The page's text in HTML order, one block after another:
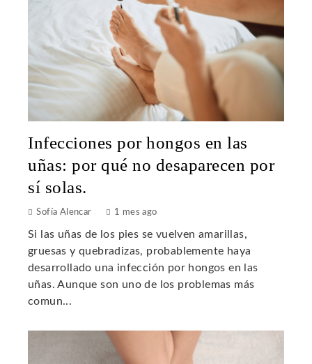
Infecciones por hongos en las
uñas: por qué no desaparecen por
sí solas.
Sofía Alencar 1 mes ago
Si las uñas de los pies se vuelven amarillas,
gruesas y quebradizas, probablemente haya
desarrollado una infección por hongos en las
uñas. Aunque son uno de los problemas más
comun...